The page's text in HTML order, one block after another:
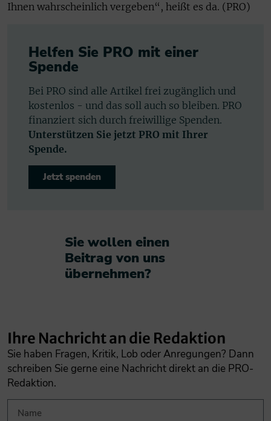
Ihnen wahrscheinlich vergeben“, heißt es da. (PRO)
Helfen Sie PRO mit einer
Spende
Bei PRO sind alle Artikel frei zugänglich und
kostenlos - und das soll auch so bleiben. PRO
finanziert sich durch freiwillige Spenden.
Unterstützen Sie jetzt PRO mit Ihrer
Spende.
Jetzt spenden
Sie wollen einen
Beitrag von uns
übernehmen?​
Ihre Nachricht an die Redaktion
Sie haben Fragen, Kritik, Lob oder Anregungen? Dann
schreiben Sie gerne eine Nachricht direkt an die PRO-
Redaktion.